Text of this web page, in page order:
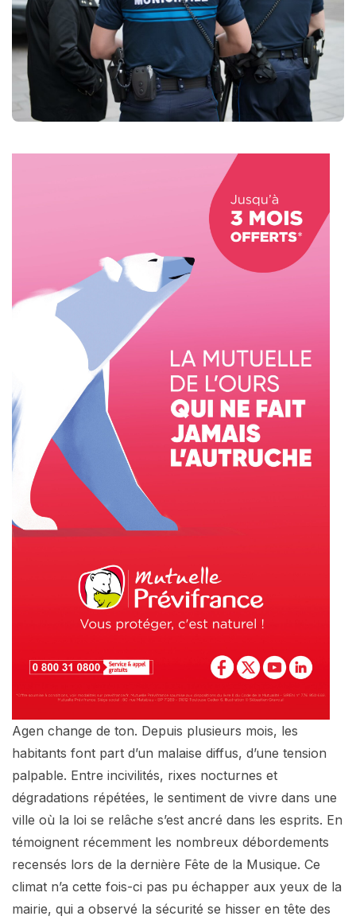
Agen change de ton. Depuis plusieurs mois, les
habitants font part d’un malaise diffus, d’une tension
palpable. Entre incivilités, rixes nocturnes et
dégradations répétées, le sentiment de vivre dans une
ville où la loi se relâche s’est ancré dans les esprits. En
témoignent récemment les nombreux débordements
recensés lors de la dernière Fête de la Musique. Ce
climat n’a cette fois-ci pas pu échapper aux yeux de la
mairie, qui a observé la sécurité se hisser en tête des